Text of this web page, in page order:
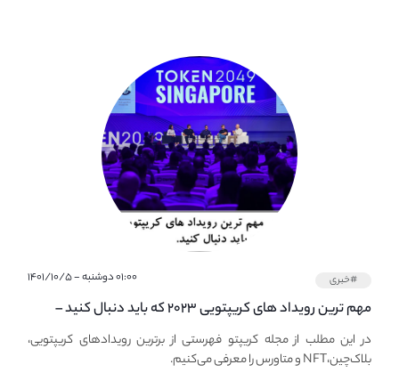
#خبری ۰۱:۰۰ دوشنبه - ۱۴۰۱/۱۰/۵
مهم ترین رویداد های کریپتویی ۲۰۲۳ که باید دنبال کنید –
معرفی بهترین رویداد های جهانی
در این مطلب از مجله کریپتو فهرستی از برترین رویدادهای کریپتویی،
بلاک‌چین،NFT و متاورس را معرفی می‌کنیم.